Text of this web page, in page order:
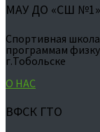
МАУ ДО «СШ №1»
Спортивная
программам
г.Тобольске
О НАС
ВФСК ГТО